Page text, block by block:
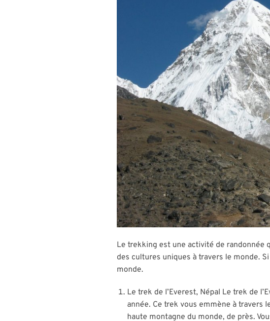
Le trekking est une activité de randonnée
des cultures uniques à travers le monde.
monde.
Le trek de l’Everest, Népal Le trek de
année. Ce trek vous emmène à travers
haute montagne du monde, de près.